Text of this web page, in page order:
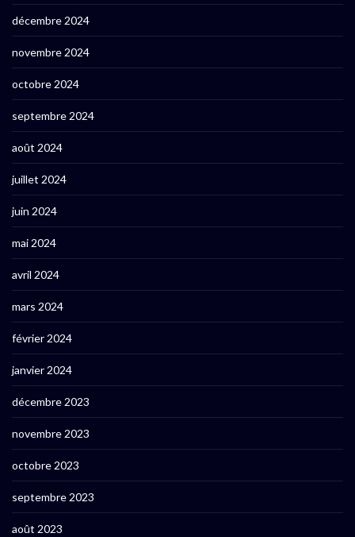
décembre 2024
novembre 2024
octobre 2024
septembre 2024
août 2024
juillet 2024
juin 2024
mai 2024
avril 2024
mars 2024
février 2024
janvier 2024
décembre 2023
novembre 2023
octobre 2023
septembre 2023
août 2023